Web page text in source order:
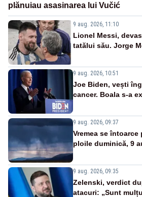
plănuiau asasinarea lui Vučić
9 aug. 2026, 11:10
Lionel Messi,
tatălui său. Jorge
9 aug. 2026, 10:51
Joe Biden, vești
cancer. Boala s-a
9 aug. 2026, 09:37
Vremea se
ploile duminică, 9
9 aug. 2026, 09:35
Zelenski, verdict
atacuri: „Sunt